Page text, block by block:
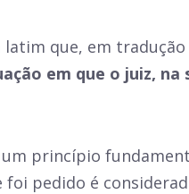
que, em tradução
em que o juiz,
princípio
foi pedido é